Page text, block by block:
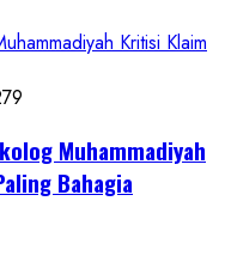
Kritisi Klaim
Muhammadiyah
Bahagia